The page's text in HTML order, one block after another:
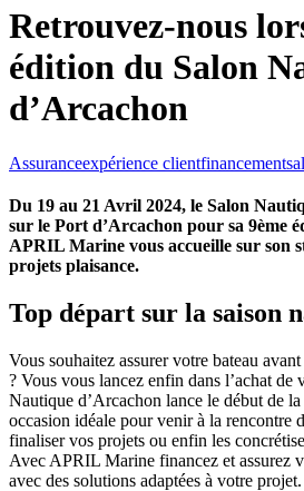
Retrouvez-nous
édition du Salon
d’Arcachon
Assuranceexpérience clientfinancement
Du 19 au 21 Avril 2024, le Salon
sur le Port d’Arcachon pour sa 9ème
APRIL Marine vous accueille sur son
projets plaisance.
Top départ sur la saison
Vous souhaitez assurer votre bateau
? Vous vous lancez enfin dans l’achat de
Nautique d’Arcachon lance le début de
occasion idéale pour venir à la rencontre
finaliser vos projets ou enfin les
Avec APRIL Marine financez et assurez
avec des solutions adaptées à votre projet.